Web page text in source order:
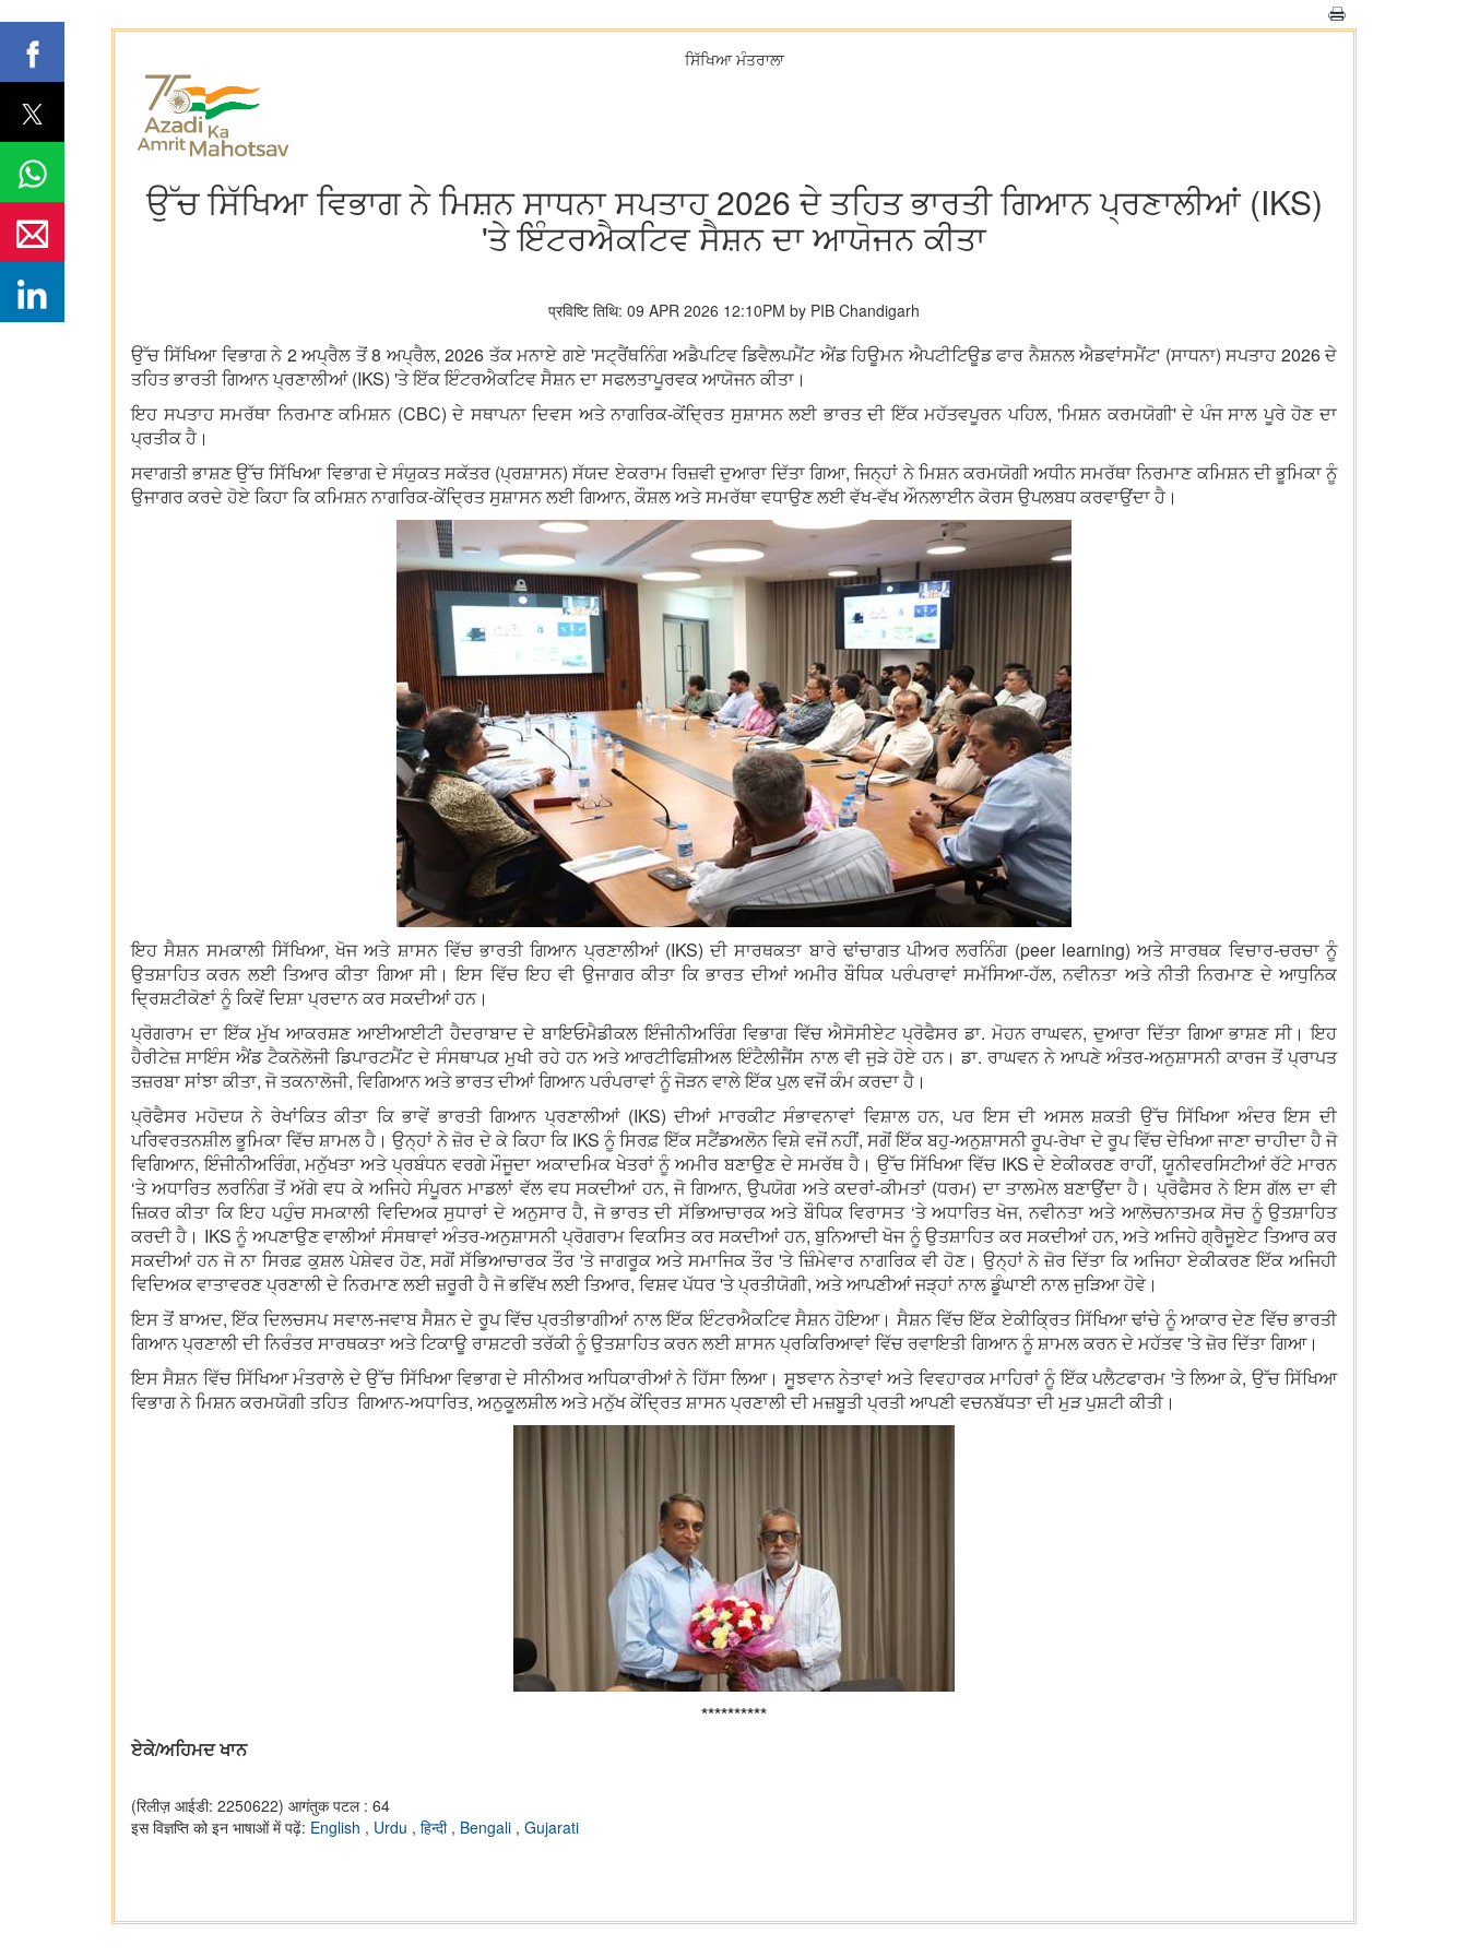
ਸਿੱਖਿਆ ਮੰਤਰਾਲਾ
ਉੱਚ ਸਿੱਖਿਆ ਵਿਭਾਗ ਨੇ ਮਿਸ਼ਨ ਸਾਧਨਾ ਸਪਤਾਹ 2026 ਦੇ ਤਹਿਤ ਭਾਰਤੀ ਗਿਆਨ ਪ੍ਰਣਾਲੀਆਂ (IKS)
'ਤੇ ਇੰਟਰਐਕਟਿਵ ਸੈਸ਼ਨ ਦਾ ਆਯੋਜਨ ਕੀਤਾ
प्रविष्टि तिथि: 09 APR 2026 12:10PM by PIB Chandigarh
ਉੱਚ ਸਿੱਖਿਆ ਵਿਭਾਗ ਨੇ 2 ਅਪ੍ਰੈਲ ਤੋਂ 8 ਅਪ੍ਰੈਲ, 2026 ਤੱਕ ਮਨਾਏ ਗਏ 'ਸਟ੍ਰੈਂਥਨਿੰਗ ਅਡੈਪਟਿਵ ਡਿਵੈਲਪਮੈਂਟ ਐਂਡ ਹਿਊਮਨ ਐਪਟੀਟਿਊਡ ਫਾਰ ਨੈਸ਼ਨਲ ਐਡਵਾਂਸਮੈਂਟ' (ਸਾਧਨਾ) ਸਪਤਾਹ 2026 ਦੇ
ਤਹਿਤ ਭਾਰਤੀ ਗਿਆਨ ਪ੍ਰਣਾਲੀਆਂ (IKS) 'ਤੇ ਇੱਕ ਇੰਟਰਐਕਟਿਵ ਸੈਸ਼ਨ ਦਾ ਸਫਲਤਾਪੂਰਵਕ ਆਯੋਜਨ ਕੀਤਾ।
ਇਹ ਸਪਤਾਹ ਸਮਰੱਥਾ ਨਿਰਮਾਣ ਕਮਿਸ਼ਨ (CBC) ਦੇ ਸਥਾਪਨਾ ਦਿਵਸ ਅਤੇ ਨਾਗਰਿਕ-ਕੇਂਦ੍ਰਿਤ ਸੁਸ਼ਾਸਨ ਲਈ ਭਾਰਤ ਦੀ ਇੱਕ ਮਹੱਤਵਪੂਰਨ ਪਹਿਲ, 'ਮਿਸ਼ਨ ਕਰਮਯੋਗੀ' ਦੇ ਪੰਜ ਸਾਲ ਪੂਰੇ ਹੋਣ ਦਾ
ਪ੍ਰਤੀਕ ਹੈ।
ਸਵਾਗਤੀ ਭਾਸ਼ਣ ਉੱਚ ਸਿੱਖਿਆ ਵਿਭਾਗ ਦੇ ਸੰਯੁਕਤ ਸਕੱਤਰ (ਪ੍ਰਸ਼ਾਸਨ) ਸੱਯਦ ਏਕਰਾਮ ਰਿਜ਼ਵੀ ਦੁਆਰਾ ਦਿੱਤਾ ਗਿਆ, ਜਿਨ੍ਹਾਂ ਨੇ ਮਿਸ਼ਨ ਕਰਮਯੋਗੀ ਅਧੀਨ ਸਮਰੱਥਾ ਨਿਰਮਾਣ ਕਮਿਸ਼ਨ ਦੀ ਭੂਮਿਕਾ ਨੂੰ
ਉਜਾਗਰ ਕਰਦੇ ਹੋਏ ਕਿਹਾ ਕਿ ਕਮਿਸ਼ਨ ਨਾਗਰਿਕ-ਕੇਂਦ੍ਰਿਤ ਸੁਸ਼ਾਸਨ ਲਈ ਗਿਆਨ, ਕੌਸ਼ਲ ਅਤੇ ਸਮਰੱਥਾ ਵਧਾਉਣ ਲਈ ਵੱਖ-ਵੱਖ ਔਨਲਾਈਨ ਕੋਰਸ ਉਪਲਬਧ ਕਰਵਾਉਂਦਾ ਹੈ।
ਇਹ ਸੈਸ਼ਨ ਸਮਕਾਲੀ ਸਿੱਖਿਆ, ਖੋਜ ਅਤੇ ਸ਼ਾਸਨ ਵਿੱਚ ਭਾਰਤੀ ਗਿਆਨ ਪ੍ਰਣਾਲੀਆਂ (IKS) ਦੀ ਸਾਰਥਕਤਾ ਬਾਰੇ ਢਾਂਚਾਗਤ ਪੀਅਰ ਲਰਨਿੰਗ (peer learning) ਅਤੇ ਸਾਰਥਕ ਵਿਚਾਰ-ਚਰਚਾ ਨੂੰ
ਉਤਸ਼ਾਹਿਤ ਕਰਨ ਲਈ ਤਿਆਰ ਕੀਤਾ ਗਿਆ ਸੀ। ਇਸ ਵਿੱਚ ਇਹ ਵੀ ਉਜਾਗਰ ਕੀਤਾ ਕਿ ਭਾਰਤ ਦੀਆਂ ਅਮੀਰ ਬੌਧਿਕ ਪਰੰਪਰਾਵਾਂ ਸਮੱਸਿਆ-ਹੱਲ, ਨਵੀਨਤਾ ਅਤੇ ਨੀਤੀ ਨਿਰਮਾਣ ਦੇ ਆਧੁਨਿਕ
ਦ੍ਰਿਸ਼ਟੀਕੋਣਾਂ ਨੂੰ ਕਿਵੇਂ ਦਿਸ਼ਾ ਪ੍ਰਦਾਨ ਕਰ ਸਕਦੀਆਂ ਹਨ।
ਪ੍ਰੋਗਰਾਮ ਦਾ ਇੱਕ ਮੁੱਖ ਆਕਰਸ਼ਣ ਆਈਆਈਟੀ ਹੈਦਰਾਬਾਦ ਦੇ ਬਾਇਓਮੈਡੀਕਲ ਇੰਜੀਨੀਅਰਿੰਗ ਵਿਭਾਗ ਵਿੱਚ ਐਸੋਸੀਏਟ ਪ੍ਰੋਫੈਸਰ ਡਾ. ਮੋਹਨ ਰਾਘਵਨ, ਦੁਆਰਾ ਦਿੱਤਾ ਗਿਆ ਭਾਸ਼ਣ ਸੀ। ਇਹ
ਹੈਰੀਟੇਜ਼ ਸਾਇੰਸ ਐਂਡ ਟੈਕਨੋਲੋਜੀ ਡਿਪਾਰਟਮੈਂਟ ਦੇ ਸੰਸਥਾਪਕ ਮੁਖੀ ਰਹੇ ਹਨ ਅਤੇ ਆਰਟੀਫਿਸ਼ੀਅਲ ਇੰਟੈਲੀਜੈਂਸ ਨਾਲ ਵੀ ਜੁੜੇ ਹੋਏ ਹਨ। ਡਾ. ਰਾਘਵਨ ਨੇ ਆਪਣੇ ਅੰਤਰ-ਅਨੁਸ਼ਾਸਨੀ ਕਾਰਜ ਤੋਂ ਪ੍ਰਾਪਤ
ਤਜ਼ਰਬਾ ਸਾਂਝਾ ਕੀਤਾ, ਜੋ ਤਕਨਾਲੋਜੀ, ਵਿਗਿਆਨ ਅਤੇ ਭਾਰਤ ਦੀਆਂ ਗਿਆਨ ਪਰੰਪਰਾਵਾਂ ਨੂੰ ਜੋੜਨ ਵਾਲੇ ਇੱਕ ਪੁਲ ਵਜੋਂ ਕੰਮ ਕਰਦਾ ਹੈ।
ਪ੍ਰੋਫੈਸਰ ਮਹੋਦਯ ਨੇ ਰੇਖਾਂਕਿਤ ਕੀਤਾ ਕਿ ਭਾਵੇਂ ਭਾਰਤੀ ਗਿਆਨ ਪ੍ਰਣਾਲੀਆਂ (IKS) ਦੀਆਂ ਮਾਰਕੀਟ ਸੰਭਾਵਨਾਵਾਂ ਵਿਸ਼ਾਲ ਹਨ, ਪਰ ਇਸ ਦੀ ਅਸਲ ਸ਼ਕਤੀ ਉੱਚ ਸਿੱਖਿਆ ਅੰਦਰ ਇਸ ਦੀ
ਪਰਿਵਰਤਨਸ਼ੀਲ ਭੂਮਿਕਾ ਵਿੱਚ ਸ਼ਾਮਲ ਹੈ। ਉਨ੍ਹਾਂ ਨੇ ਜ਼ੋਰ ਦੇ ਕੇ ਕਿਹਾ ਕਿ IKS ਨੂੰ ਸਿਰਫ਼ ਇੱਕ ਸਟੈਂਡਅਲੋਨ ਵਿਸ਼ੇ ਵਜੋਂ ਨਹੀਂ, ਸਗੋਂ ਇੱਕ ਬਹੁ-ਅਨੁਸ਼ਾਸਨੀ ਰੂਪ-ਰੇਖਾ ਦੇ ਰੂਪ ਵਿੱਚ ਦੇਖਿਆ ਜਾਣਾ ਚਾਹੀਦਾ ਹੈ ਜੋ
ਵਿਗਿਆਨ, ਇੰਜੀਨੀਅਰਿੰਗ, ਮਨੁੱਖਤਾ ਅਤੇ ਪ੍ਰਬੰਧਨ ਵਰਗੇ ਮੌਜੂਦਾ ਅਕਾਦਮਿਕ ਖੇਤਰਾਂ ਨੂੰ ਅਮੀਰ ਬਣਾਉਣ ਦੇ ਸਮਰੱਥ ਹੈ। ਉੱਚ ਸਿੱਖਿਆ ਵਿੱਚ IKS ਦੇ ਏਕੀਕਰਣ ਰਾਹੀਂ, ਯੂਨੀਵਰਸਿਟੀਆਂ ਰੱਟੇ ਮਾਰਨ
‘ਤੇ ਅਧਾਰਿਤ ਲਰਨਿੰਗ ਤੋਂ ਅੱਗੇ ਵਧ ਕੇ ਅਜਿਹੇ ਸੰਪੂਰਨ ਮਾਡਲਾਂ ਵੱਲ ਵਧ ਸਕਦੀਆਂ ਹਨ, ਜੋ ਗਿਆਨ, ਉਪਯੋਗ ਅਤੇ ਕਦਰਾਂ-ਕੀਮਤਾਂ (ਧਰਮ) ਦਾ ਤਾਲਮੇਲ ਬਣਾਉਂਦਾ ਹੈ। ਪ੍ਰੋਫੈਸਰ ਨੇ ਇਸ ਗੱਲ ਦਾ ਵੀ
ਜ਼ਿਕਰ ਕੀਤਾ ਕਿ ਇਹ ਪਹੁੰਚ ਸਮਕਾਲੀ ਵਿਦਿਅਕ ਸੁਧਾਰਾਂ ਦੇ ਅਨੁਸਾਰ ਹੈ, ਜੋ ਭਾਰਤ ਦੀ ਸੱਭਿਆਚਾਰਕ ਅਤੇ ਬੌਧਿਕ ਵਿਰਾਸਤ ‘ਤੇ ਅਧਾਰਿਤ ਖੋਜ, ਨਵੀਨਤਾ ਅਤੇ ਆਲੋਚਨਾਤਮਕ ਸੋਚ ਨੂੰ ਉਤਸ਼ਾਹਿਤ
ਕਰਦੀ ਹੈ। IKS ਨੂੰ ਅਪਣਾਉਣ ਵਾਲੀਆਂ ਸੰਸਥਾਵਾਂ ਅੰਤਰ-ਅਨੁਸ਼ਾਸਨੀ ਪ੍ਰੋਗਰਾਮ ਵਿਕਸਿਤ ਕਰ ਸਕਦੀਆਂ ਹਨ, ਬੁਨਿਆਦੀ ਖੋਜ ਨੂੰ ਉਤਸ਼ਾਹਿਤ ਕਰ ਸਕਦੀਆਂ ਹਨ, ਅਤੇ ਅਜਿਹੇ ਗ੍ਰੈਜੂਏਟ ਤਿਆਰ ਕਰ
ਸਕਦੀਆਂ ਹਨ ਜੋ ਨਾ ਸਿਰਫ਼ ਕੁਸ਼ਲ ਪੇਸ਼ੇਵਰ ਹੋਣ, ਸਗੋਂ ਸੱਭਿਆਚਾਰਕ ਤੌਰ 'ਤੇ ਜਾਗਰੂਕ ਅਤੇ ਸਮਾਜਿਕ ਤੌਰ 'ਤੇ ਜ਼ਿੰਮੇਵਾਰ ਨਾਗਰਿਕ ਵੀ ਹੋਣ। ਉਨ੍ਹਾਂ ਨੇ ਜ਼ੋਰ ਦਿੱਤਾ ਕਿ ਅਜਿਹਾ ਏਕੀਕਰਣ ਇੱਕ ਅਜਿਹੀ
ਵਿਦਿਅਕ ਵਾਤਾਵਰਣ ਪ੍ਰਣਾਲੀ ਦੇ ਨਿਰਮਾਣ ਲਈ ਜ਼ਰੂਰੀ ਹੈ ਜੋ ਭਵਿੱਖ ਲਈ ਤਿਆਰ, ਵਿਸ਼ਵ ਪੱਧਰ 'ਤੇ ਪ੍ਰਤੀਯੋਗੀ, ਅਤੇ ਆਪਣੀਆਂ ਜੜ੍ਹਾਂ ਨਾਲ ਡੂੰਘਾਈ ਨਾਲ ਜੁੜਿਆ ਹੋਵੇ।
ਇਸ ਤੋਂ ਬਾਅਦ, ਇੱਕ ਦਿਲਚਸਪ ਸਵਾਲ-ਜਵਾਬ ਸੈਸ਼ਨ ਦੇ ਰੂਪ ਵਿੱਚ ਪ੍ਰਤੀਭਾਗੀਆਂ ਨਾਲ ਇੱਕ ਇੰਟਰਐਕਟਿਵ ਸੈਸ਼ਨ ਹੋਇਆ। ਸੈਸ਼ਨ ਵਿੱਚ ਇੱਕ ਏਕੀਕ੍ਰਿਤ ਸਿੱਖਿਆ ਢਾਂਚੇ ਨੂੰ ਆਕਾਰ ਦੇਣ ਵਿੱਚ ਭਾਰਤੀ
ਗਿਆਨ ਪ੍ਰਣਾਲੀ ਦੀ ਨਿਰੰਤਰ ਸਾਰਥਕਤਾ ਅਤੇ ਟਿਕਾਊ ਰਾਸ਼ਟਰੀ ਤਰੱਕੀ ਨੂੰ ਉਤਸ਼ਾਹਿਤ ਕਰਨ ਲਈ ਸ਼ਾਸਨ ਪ੍ਰਕਿਰਿਆਵਾਂ ਵਿੱਚ ਰਵਾਇਤੀ ਗਿਆਨ ਨੂੰ ਸ਼ਾਮਲ ਕਰਨ ਦੇ ਮਹੱਤਵ 'ਤੇ ਜ਼ੋਰ ਦਿੱਤਾ ਗਿਆ।
ਇਸ ਸੈਸ਼ਨ ਵਿੱਚ ਸਿੱਖਿਆ ਮੰਤਰਾਲੇ ਦੇ ਉੱਚ ਸਿੱਖਿਆ ਵਿਭਾਗ ਦੇ ਸੀਨੀਅਰ ਅਧਿਕਾਰੀਆਂ ਨੇ ਹਿੱਸਾ ਲਿਆ। ਸੂਝਵਾਨ ਨੇਤਾਵਾਂ ਅਤੇ ਵਿਵਹਾਰਕ ਮਾਹਿਰਾਂ ਨੂੰ ਇੱਕ ਪਲੈਟਫਾਰਮ 'ਤੇ ਲਿਆ ਕੇ, ਉੱਚ ਸਿੱਖਿਆ
ਵਿਭਾਗ ਨੇ ਮਿਸ਼ਨ ਕਰਮਯੋਗੀ ਤਹਿਤ ਗਿਆਨ-ਅਧਾਰਿਤ, ਅਨੁਕੂਲਸ਼ੀਲ ਅਤੇ ਮਨੁੱਖ ਕੇਂਦ੍ਰਿਤ ਸ਼ਾਸਨ ਪ੍ਰਣਾਲੀ ਦੀ ਮਜ਼ਬੂਤੀ ਪ੍ਰਤੀ ਆਪਣੀ ਵਚਨਬੱਧਤਾ ਦੀ ਮੁੜ ਪੁਸ਼ਟੀ ਕੀਤੀ।
**********
ਏਕੇ/ਅਹਿਮਦ ਖਾਨ
(रिलीज़ आईडी: 2250622) आगंतुक पटल : 64
इस विज्ञप्ति को इन भाषाओं में पढ़ें: English , Urdu , हिन्दी , Bengali , Gujarati